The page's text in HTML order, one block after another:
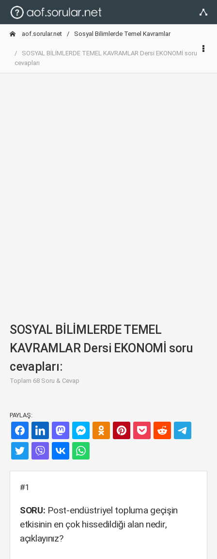
aof.sorular.net Sosyal Bilimlerde Temel Kavramlar
SOSYAL BİLİMLERDE TEMEL KAVRAMLAR Dersi EKONOMİ soru
cevapları
SOSYAL BİLİMLERDE TEMEL
KAVRAMLAR Dersi EKONOMİ soru
cevapları:
Toplam 68 Soru & Cevap
PAYLAŞ:
#1
SORU: Post-endüstriyel topluma geçişin
etkisinin en çok hissedildiği alan nedir,
açıklayınız?